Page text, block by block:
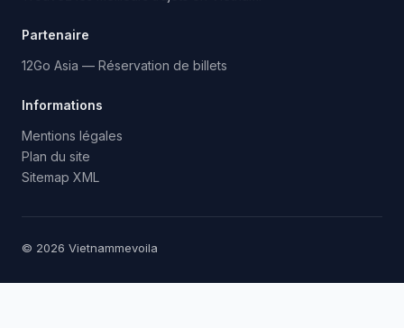
Partenaire
12Go Asia — Réservation de billets
Informations
Mentions légales
Plan du site
Sitemap XML
© 2026 Vietnammevoila